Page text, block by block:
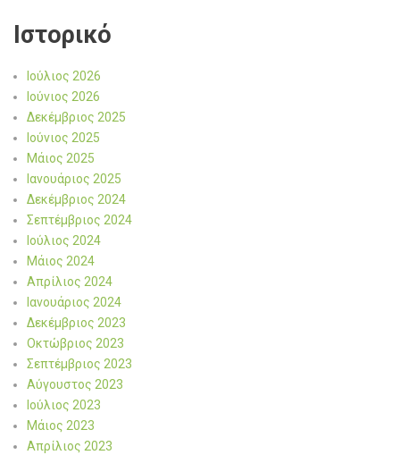
Ιστορικό
Ιούλιος 2026
Ιούνιος 2026
Δεκέμβριος 2025
Ιούνιος 2025
Μάιος 2025
Ιανουάριος 2025
Δεκέμβριος 2024
Σεπτέμβριος 2024
Ιούλιος 2024
Μάιος 2024
Απρίλιος 2024
Ιανουάριος 2024
Δεκέμβριος 2023
Οκτώβριος 2023
Σεπτέμβριος 2023
Αύγουστος 2023
Ιούλιος 2023
Μάιος 2023
Απρίλιος 2023